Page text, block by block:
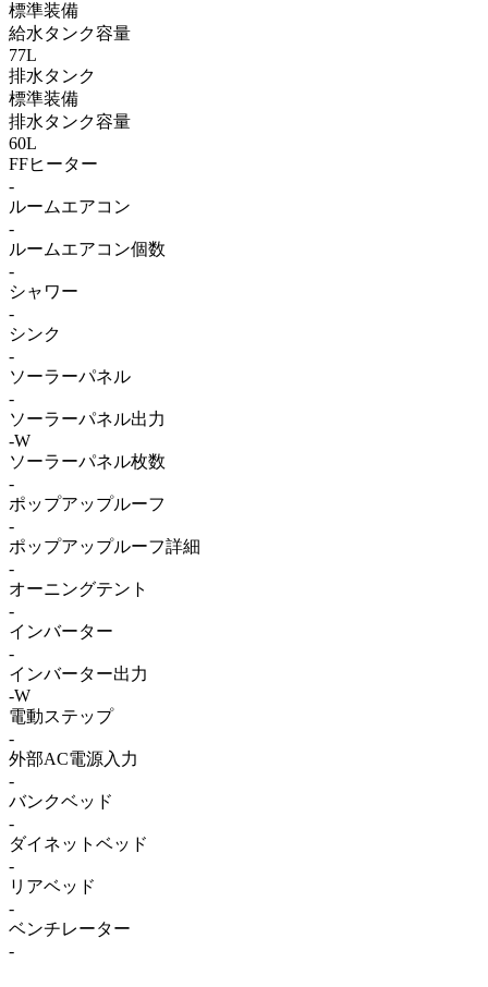
標準装備
給水タンク容量
77L
排水タンク
標準装備
排水タンク容量
60L
FFヒーター
-
ルームエアコン
-
ルームエアコン個数
-
シャワー
-
シンク
-
ソーラーパネル
-
ソーラーパネル出力
-W
ソーラーパネル枚数
-
ポップアップルーフ
-
ポップアップルーフ詳細
-
オーニングテント
-
インバーター
-
インバーター出力
-W
電動ステップ
-
外部AC電源入力
-
バンクベッド
-
ダイネットベッド
-
リアベッド
-
ベンチレーター
-